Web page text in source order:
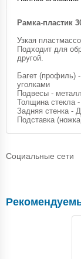
Рамка-пластик
Узкая
Подходит для
другой.
Багет (профиль)
уголками
Подвесы -
Толщина стекла
Задняя стенка -
Подставка
Социальные сети